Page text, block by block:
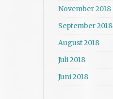
November 2018
September 2018
August 2018
Juli 2018
Juni 2018